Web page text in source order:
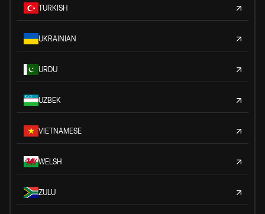
TURKISH
UKRAINIAN
URDU
UZBEK
VIETNAMESE
WELSH
ZULU